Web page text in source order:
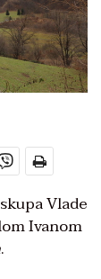
Vlade
Ivanom
.